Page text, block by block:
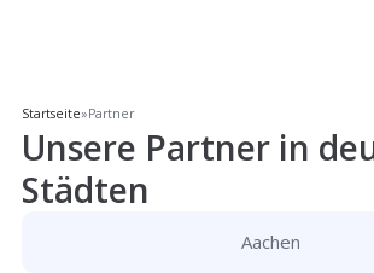
Startseite»Partner
Unsere Partner in
Städten
Aachen